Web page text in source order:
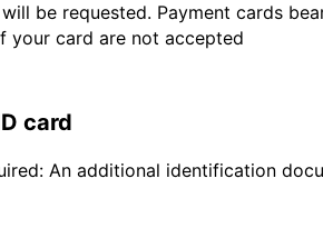
be requested. Payment cards
your card are not accepted
card
An additional identification